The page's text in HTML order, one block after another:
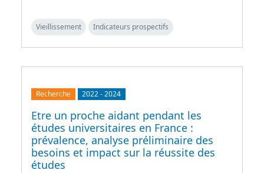
Vieillissement Indicateurs prospectifs
Recherche 2022-2024
Etre un proche aidant pendant les
études universitaires en France :
prévalence, analyse préliminaire des
besoins et impact sur la réussite des
études